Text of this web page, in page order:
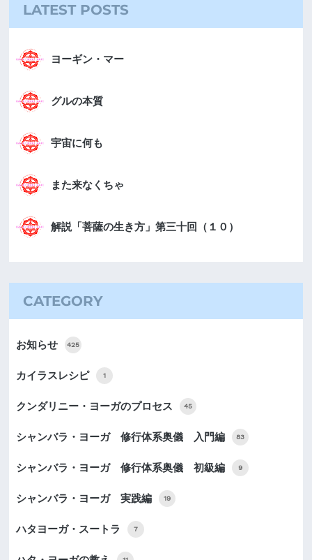
LATEST POSTS
ヨーギン・マー
グルの本質
宇宙に何も
また来なくちゃ
解説「菩薩の生き方」第三十回（１０）
CATEGORY
お知らせ 425
カイラスレシピ 1
クンダリニー・ヨーガのプロセス 45
シャンバラ・ヨーガ 修行体系奥儀 入門編 83
シャンバラ・ヨーガ 修行体系奥儀 初級編 9
シャンバラ・ヨーガ 実践編 19
ハタヨーガ・スートラ 7